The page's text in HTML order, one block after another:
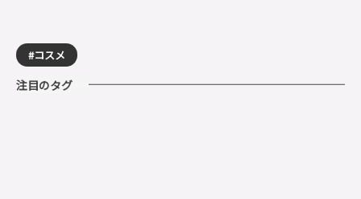
コスメ
注目のタグ